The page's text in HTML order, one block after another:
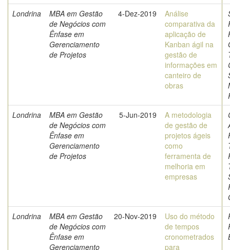
Londrina
MBA em Gestão
de Negócios com
Ênfase em
Gerenciamento
de Projetos
4-Dez-2019
Análise
comparativa da
aplicação de
Kanban ágil na
gestão de
informações em
canteiro de
obras
Londrina
MBA em Gestão
de Negócios com
Ênfase em
Gerenciamento
de Projetos
5-Jun-2019
A metodologia
de gestão de
projetos ágeis
como
ferramenta de
melhoria em
empresas
Londrina
MBA em Gestão
de Negócios com
Ênfase em
Gerenciamento
20-Nov-2019
Uso do método
de tempos
cronometrados
para